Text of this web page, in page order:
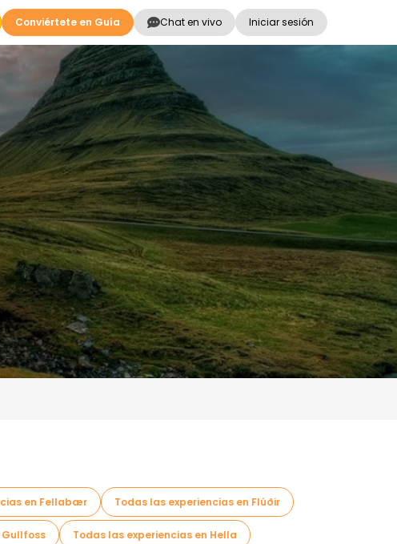
Conviértete en Guía Chat en vivo Iniciar sesión
en Fellabær Todas las experiencias en Flúðir
Gullfoss Todas las experiencias en Hella